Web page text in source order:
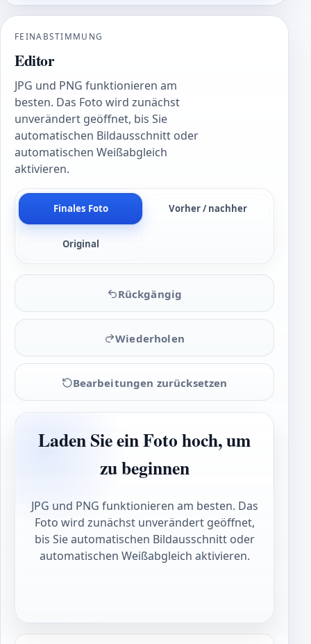
FEINABSTIMMUNG
Editor
JPG und PNG funktionieren am
besten. Das Foto wird zunächst
unverändert geöffnet, bis Sie
automatischen Bildausschnitt oder
automatischen Weißabgleich
aktivieren.
Finales Foto Vorher / nachher
Original
Rückgängig
Wiederholen
Bearbeitungen zurücksetzen
Laden Sie ein Foto hoch, um
zu beginnen
JPG und PNG funktionieren am besten. Das
Foto wird zunächst unverändert geöffnet,
bis Sie automatischen Bildausschnitt oder
automatischen Weißabgleich aktivieren.